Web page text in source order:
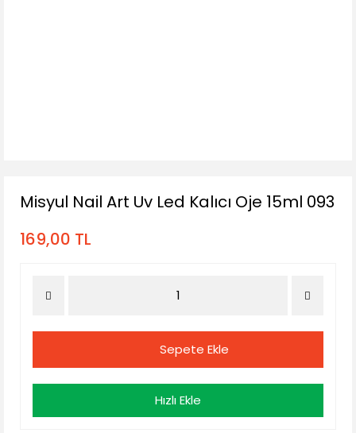
Misyul Nail Art Uv Led Kalıcı Oje 15ml 093
169,00 TL
Sepete Ekle
Hızlı Ekle